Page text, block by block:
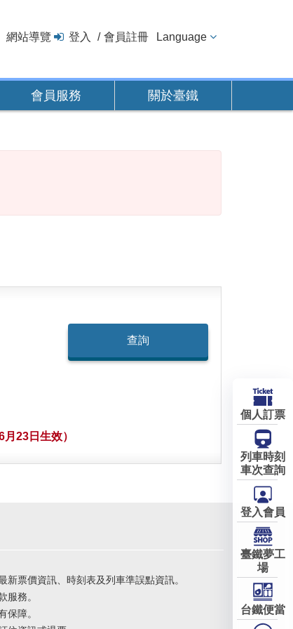
網站導覽 登入 會員註冊 Language
會員服務 關於臺鐵
23日生效）
新票價資訊、時刻表及列車準誤點資訊。
服務。
保障。
個人訂票
列車時刻
車次查詢
登入會員
臺鐵夢工
場
台鐵便當